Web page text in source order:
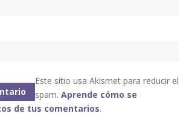
Este sitio usa Akismet para reducir el
spam. Aprende cómo se
de tus comentarios.